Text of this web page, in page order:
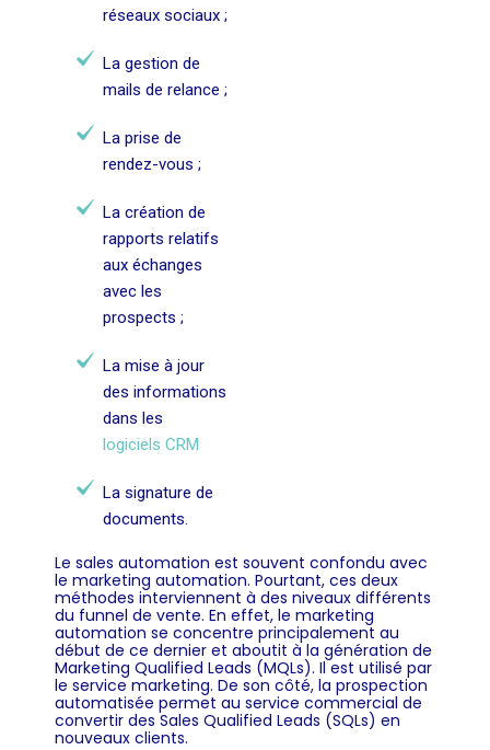
réseaux sociaux ;
La gestion de
mails de relance ;
La prise de
rendez-vous ;
La création de
rapports relatifs
aux échanges
avec les
prospects ;
La mise à jour
des informations
dans les
logiciels CRM
La signature de
documents.
Le sales automation est souvent confondu avec
le marketing automation. Pourtant, ces deux
méthodes interviennent à des niveaux différents
du funnel de vente. En effet, le marketing
automation se concentre principalement au
début de ce dernier et aboutit à la génération de
Marketing Qualified Leads (MQLs). Il est utilisé par
le service marketing. De son côté, la prospection
automatisée permet au service commercial de
convertir des Sales Qualified Leads (SQLs) en
nouveaux clients.